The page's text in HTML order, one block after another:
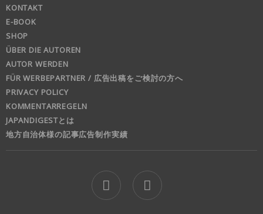
KONTAKT
E-BOOK
SHOP
ÜBER DIE AUTOREN
AUTOR WERDEN
FÜR WERBEPARTNER / 広告出稿をご検討の方へ
PRIVACY POLICY
KOMMENTARREGELN
JAPANDIGESTとは
地方自治体様の記事広告制作実績